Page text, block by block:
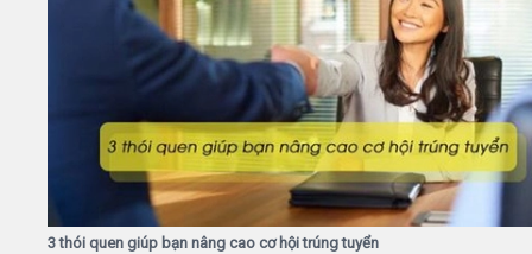
3 thói quen giúp bạn nâng cao cơ hội trúng tuyển